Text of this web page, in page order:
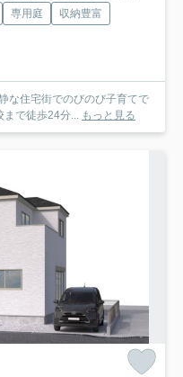
専用庭
収納豊富
な住宅街でのびのび子育てで
まで徒歩24分... もっと見る